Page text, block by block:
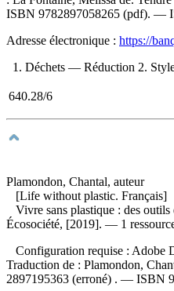
ISBN 9782897058265 (pdf). —
Adresse électronique : https://
1. Déchets — Réduction 2.
640.28/6
Plamondon, Chantal, auteur
[Life without plastic. Français]
Vivre sans plastique : des
Écosociété, [2019]. — 1
Configuration requise : Adobe
Traduction de : Plamondon,
2897195363 (erroné) . — ISBN